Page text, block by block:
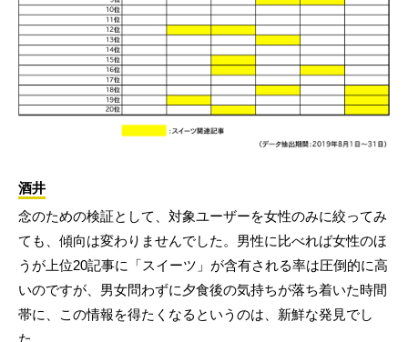
酒井
念のための検証として、対象ユーザーを女性のみに絞ってみ
ても、傾向は変わりませんでした。男性に比べれば女性のほ
うが上位20記事に「スイーツ」が含有される率は圧倒的に高
いのですが、男女問わずに夕食後の気持ちが落ち着いた時間
帯に、この情報を得たくなるというのは、新鮮な発見でし
た。